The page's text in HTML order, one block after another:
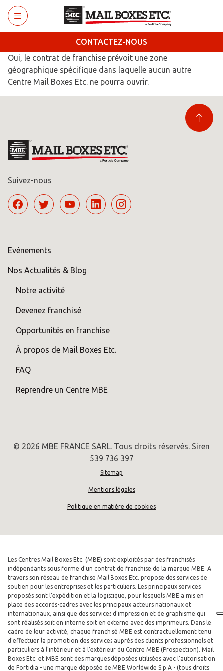
Retourner au menu principal
CONTACTEZ-NOUS
Oui, le contrat de franchise prévoit une zone
géographique spécifique dans laquelle aucun autre
Centre Mail Boxes Etc. ne pourra ouvrir.
Suivez-nous
Evénements
Nos Actualités & Blog
Notre activité
Devenez franchisé
Opportunités en franchise
À propos de Mail Boxes Etc.
FAQ
Reprendre un Centre MBE
© 2026 MBE FRANCE SARL. Tous droits réservés. Siren
539 736 397
Sitemap
Mentions légales
Politique en matière de cookies
Les Centres Mail Boxes Etc. (MBE) sont exploités par des franchisés
indépendants sous forme d’un contrat de franchise de la marque MBE. A
travers son réseau de franchise Mail Boxes Etc. propose des services de
soutien pour les entreprises et les particuliers. Les principaux services
proposés sont l’expédition et la logistique, pour lesquels MBE a mis en
place des accords-cadres avec les principaux acteurs nationaux et
internationaux, ainsi que des services d’impression et de graphisme qui
sont réalisés soit en interne soit en externe avec des imprimeurs. Dans le
cadre de leur activité, chaque franchisé MBE est contractuellement tenu
d’effectuer la promotion des services auprès des clients professionnels et
particuliers à l’intérieur et à l’extérieur du Centre MBE (Prospection). Mail
Boxes Etc. et MBE sont des marques déposées utilisées avec l'autorisation
de Fortidia - une marque déposée de MBE Worldwide S.p.A - (tous droits